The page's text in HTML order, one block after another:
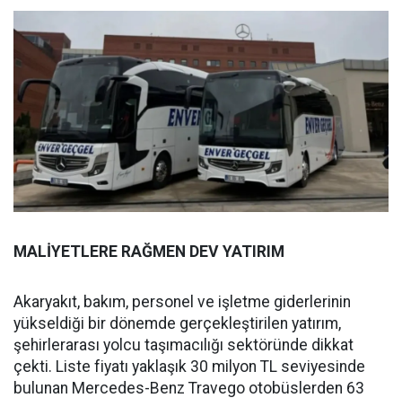
MALİYETLERE RAĞMEN DEV YATIRIM
Akaryakıt, bakım, personel ve işletme giderlerinin
yükseldiği bir dönemde gerçekleştirilen yatırım,
şehirlerarası yolcu taşımacılığı sektöründe dikkat
çekti. Liste fiyatı yaklaşık 30 milyon TL seviyesinde
bulunan Mercedes-Benz Travego otobüslerden 63